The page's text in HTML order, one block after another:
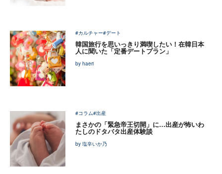
#カルチャー#デート
韓国旅行を思いっきり満喫したい！在韓日本
人に聞いた「定番デートプラン」
by haeri
#コラム#出産
まさかの「緊急帝王切開」に…出産が怖いわ
たしのドタバタ出産体験談
by 塩辛いか乃